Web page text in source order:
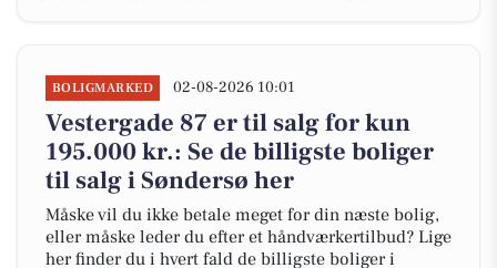
BOLIGMARKED 02-08-2026 10:01
Vestergade 87 er til salg for kun
195.000 kr.: Se de billigste boliger
til salg i Søndersø her
Måske vil du ikke betale meget for din næste bolig,
eller måske leder du efter et håndværkertilbud? Lige
her finder du i hvert fald de billigste boliger i